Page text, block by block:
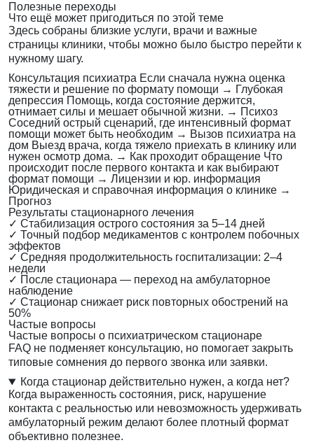
Полезные переходы
Что ещё может пригодиться по этой теме
Здесь собраны близкие услуги, врачи и важные
страницы клиники, чтобы можно было быстро перейти к
нужному шагу.
Консультация психиатра Если сначала нужна оценка
тяжести и решение по формату помощи → Глубокая
депрессия Помощь, когда состояние держится,
отнимает силы и мешает обычной жизни. → Психоз
Соседний острый сценарий, где интенсивный формат
помощи может быть необходим → Вызов психиатра на
дом Выезд врача, когда тяжело приехать в клинику или
нужен осмотр дома. → Как проходит обращение Что
происходит после первого контакта и как выбирают
формат помощи → Лицензии и юр. информация
Юридическая и справочная информация о клинике →
Прогноз
Результаты стационарного лечения
✓ Стабилизация острого состояния за 5–14 дней
✓ Точный подбор медикаментов с контролем побочных
эффектов
✓ Средняя продолжительность госпитализации: 2–4
недели
✓ После стационара — переход на амбулаторное
наблюдение
✓ Стационар снижает риск повторных обострений на
50%
Частые вопросы
Частые вопросы о психиатрическом стационаре
FAQ не подменяет консультацию, но помогает закрыть
типовые сомнения до первого звонка или заявки.
Когда стационар действительно нужен, а когда нет?
Когда выраженность состояния, риск, нарушение
контакта с реальностью или невозможность удерживать
амбулаторный режим делают более плотный формат
объективно полезнее.